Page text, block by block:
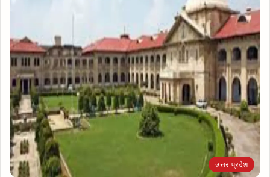
उत्तर प्रदेश